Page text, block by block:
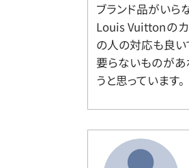
ブランド品がいら
Louis Vuittonの
の人の対応も良い
要らないものがあ
うと思っています。